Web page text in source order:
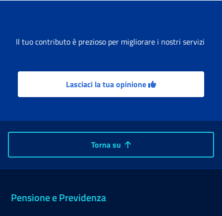
Il tuo contributo è prezioso per migliorare i nostri servizi
Lasciaci la tua opinione
Torna su
Pensione e Previdenza